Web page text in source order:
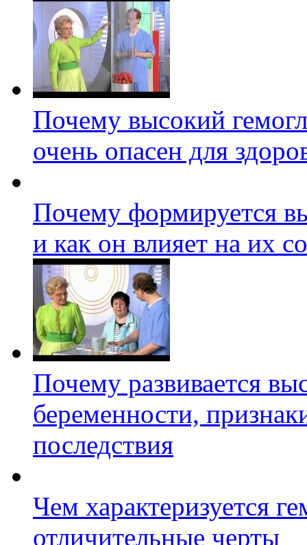
Почему высокий
очень опасен для
Почему формируется
и как он влияет на их
Почему развивается
беременности,
последствия
Чем характеризуется
отличительные черты